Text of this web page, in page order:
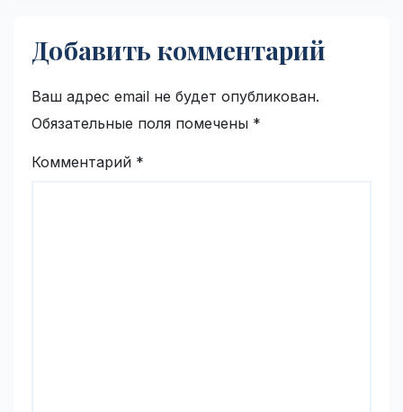
Добавить комментарий
Ваш адрес email не будет опубликован.
Обязательные поля помечены *
Комментарий *